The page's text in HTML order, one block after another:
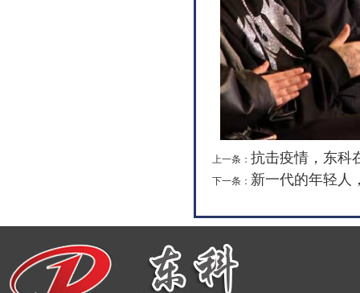
上一条： 抗击疫情，东科
下一条： 新一代的年轻人